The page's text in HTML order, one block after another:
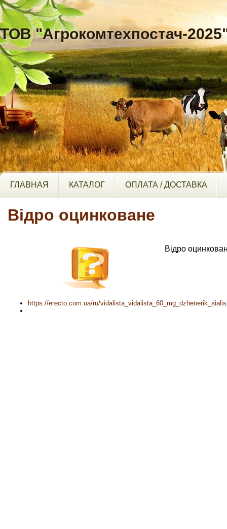
ТОВ "Агрокомтехпостач-
ГЛАВНАЯ КАТАЛОГ ОПЛАТА / ДОСТАВКА
Відро оцинковане
Відро
https://erecto.com.ua/ru/vidalista_vidalista_60_mg_dzhenerik_sialis